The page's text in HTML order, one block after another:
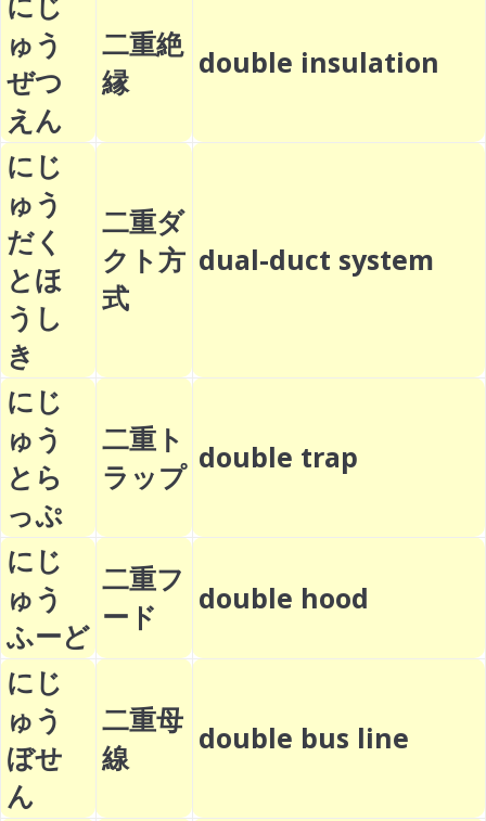
ゅう
ぜつ
えん
二重絶
縁
double insulation
にじ
ゅう
だく
とほ
うし
き
二重ダ
クト方
式
dual-duct system
にじ
ゅう
とら
っぷ
二重ト
ラップ
double trap
にじ
ゅう
ふーど
二重フ
ード
double hood
にじ
ゅう
ぼせ
ん
二重母
線
double bus line